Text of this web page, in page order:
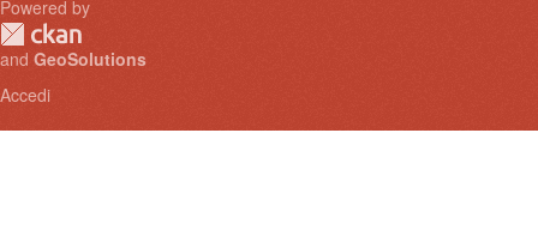
Powered by
and GeoSolutions
Accedi